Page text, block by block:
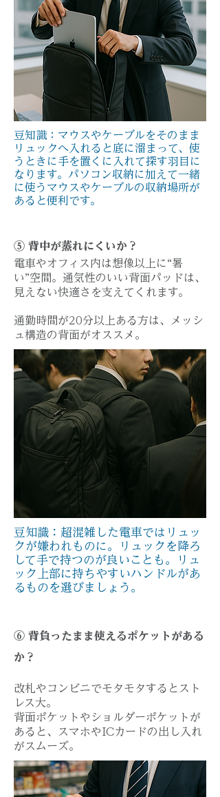
豆知識：マウスやケーブルをそのまま
リュックへ入れると底に溜まって、使
うときに手を置くに入れて探す羽目に
なります。パソコン収納に加えて一緒
に使うマウスやケーブルの収納場所が
あると便利です。
⑤ 背中が蒸れにくいか？
電車やオフィス内は想像以上に“暑
い”空間。通気性のいい背面パッドは、
見えない快適さを支えてくれます。
通勤時間が20分以上ある方は、メッシ
ュ構造の背面がオススメ。
豆知識：超混雑した電車ではリュッ
クが嫌われものに。リュックを降ろ
して手で持つのが良いことも。リュ
ック上部に持ちやすいハンドルがあ
るものを選びましょう。​
⑥ 背負ったまま使えるポケットがある
か？
改札やコンビニでモタモタするとスト
レス大。
背面ポケットやショルダーポケットが
あると、スマホやICカードの出し入れ
がスムーズ。